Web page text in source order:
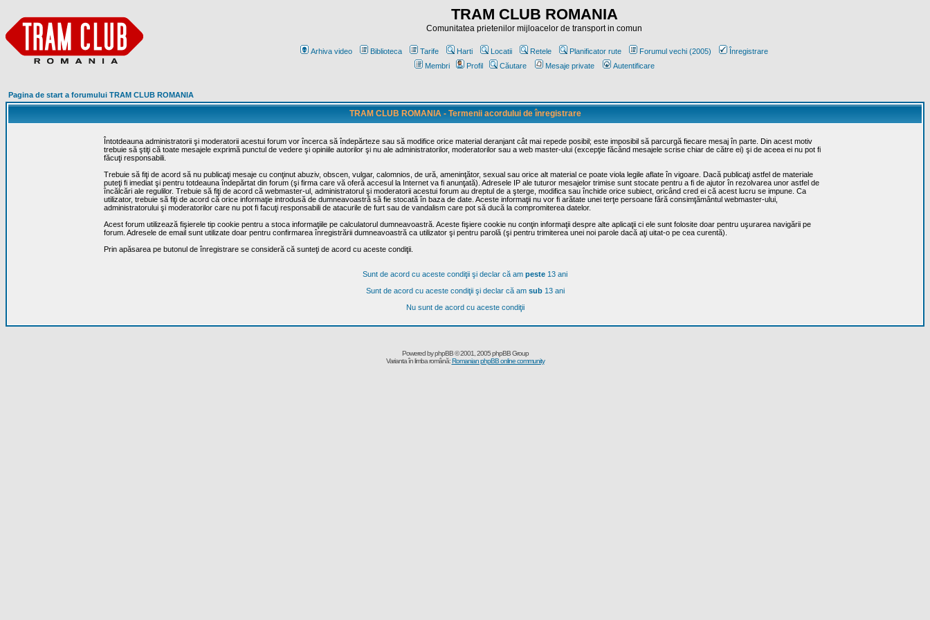
TRAM CLUB ROMANIA
Comunitatea prietenilor mijloacelor de transport in comun
Arhiva video Biblioteca Tarife Harti Locatii Retele Planificator rute Forumul vechi (2005)
Înregistrare
Membri
Profil Căutare Mesaje private Autentificare
Pagina de start a forumului TRAM CLUB ROMANIA
TRAM CLUB ROMANIA - Termenii acordului de înregistrare
Întotdeauna administratorii şi moderatorii acestui forum vor încerca să îndepărteze sau să modifice orice material deranjant cât mai repede posibil; este imposibil să parcurgă fiecare mesaj în parte. Din acest motiv
trebuie să ştiţi că toate mesajele exprimă punctul de vedere şi opiniile autorilor şi nu ale administratorilor, moderatorilor sau a web master-ului (excepţie făcând mesajele scrise chiar de către ei) şi de aceea ei nu pot fi
făcuţi responsabili.
Trebuie să fiţi de acord să nu publicaţi mesaje cu conţinut abuziv, obscen, vulgar, calomnios, de ură, ameninţător, sexual sau orice alt material ce poate viola legile aflate în vigoare. Dacă publicaţi astfel de materiale
puteţi fi imediat şi pentru totdeauna îndepărtat din forum (şi firma care vă oferă accesul la Internet va fi anunţată). Adresele IP ale tuturor mesajelor trimise sunt stocate pentru a fi de ajutor în rezolvarea unor astfel de
încălcări ale regulilor. Trebuie să fiţi de acord că webmaster-ul, administratorul şi moderatorii acestui forum au dreptul de a şterge, modifica sau închide orice subiect, oricând cred ei că acest lucru se impune. Ca
utilizator, trebuie să fiţi de acord că orice informaţie introdusă de dumneavoastră să fie stocată în baza de date. Aceste informaţii nu vor fi arătate unei terţe persoane fără consimţământul webmaster-ului,
administratorului şi moderatorilor care nu pot fi facuţi responsabili de atacurile de furt sau de vandalism care pot să ducă la compromiterea datelor.
Acest forum utilizează fişierele tip cookie pentru a stoca informaţiile pe calculatorul dumneavoastră. Aceste fişiere cookie nu conţin informaţii despre alte aplicaţii ci ele sunt folosite doar pentru uşurarea navigării pe
forum. Adresele de email sunt utilizate doar pentru confirmarea înregistrării dumneavoastră ca utilizator şi pentru parolă (şi pentru trimiterea unei noi parole dacă aţi uitat-o pe cea curentă).
Prin apăsarea pe butonul de înregistrare se consideră că sunteţi de acord cu aceste condiţii.
Sunt de acord cu aceste condiţii şi declar că am peste 13 ani
Sunt de acord cu aceste condiţii şi declar că am sub13 ani
Nu sunt de acord cu aceste condiţii
Powered byphpBB© 2001, 2005 phpBB Group
Varianta în limba română:Romanian phpBB online community